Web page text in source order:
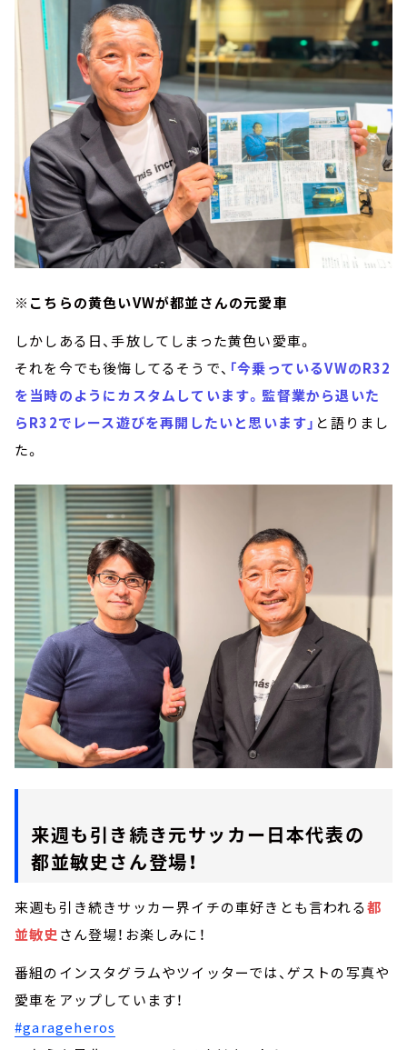
※こちらの黄色いVWが都並さんの元愛車
しかしある日、手放してしまった黄色い愛車。
それを今でも後悔してるそうで、 「今乗っているVWのR32
を当時のようにカスタムしています。監督業から退いた
らR32でレース遊びを再開したいと思います」 と語りまし
た。
来週も引き続き元サッカー日本代表の
都並敏史さん登場！
来週も引き続きサッカー界イチの車好きとも言われる都
並敏史 さん登場！お楽しみに！
番組のインスタグラムやツイッターでは、ゲストの写真や
愛車をアップしています！
#garageheros